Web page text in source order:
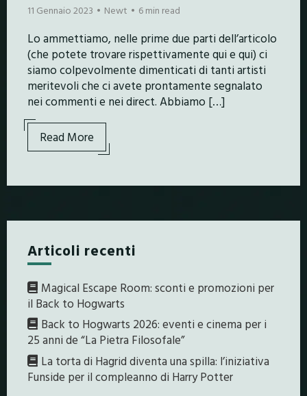
11 Gennaio 2023 Newt 6 min read
Lo ammettiamo, nelle prime due parti dell’articolo
(che potete trovare rispettivamente qui e qui) ci
siamo colpevolmente dimenticati di tanti artisti
meritevoli che ci avete prontamente segnalato
nei commenti e nei direct. Abbiamo […]
Read More
Articoli recenti
Magical Escape Room: sconti e promozioni per
il Back to Hogwarts
Back to Hogwarts 2026: eventi e cinema per i
25 anni de “La Pietra Filosofale”
La torta di Hagrid diventa una spilla: l’iniziativa
Funside per il compleanno di Harry Potter